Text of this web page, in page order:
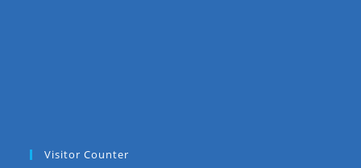
Visitor Counter